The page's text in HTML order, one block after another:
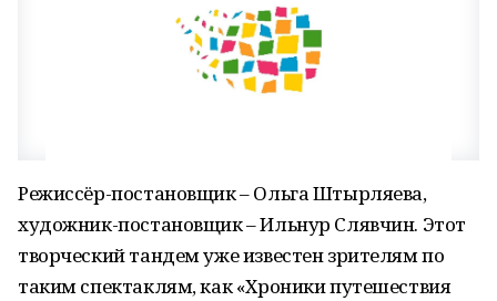
Режиссёр-постановщик – Ольга Штырляева,
художник-постановщик – Ильнур Слявчин. Этот
творческий тандем уже известен зрителям по
таким спектаклям, как «Хроники путешествия